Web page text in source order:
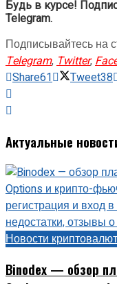
Будь в курсе!
Telegram.
Подписывайтесь на
Telegram,Twitter,
Share61 Tweet38
Актуальные
Новости криптовалют
Binodex — обзор